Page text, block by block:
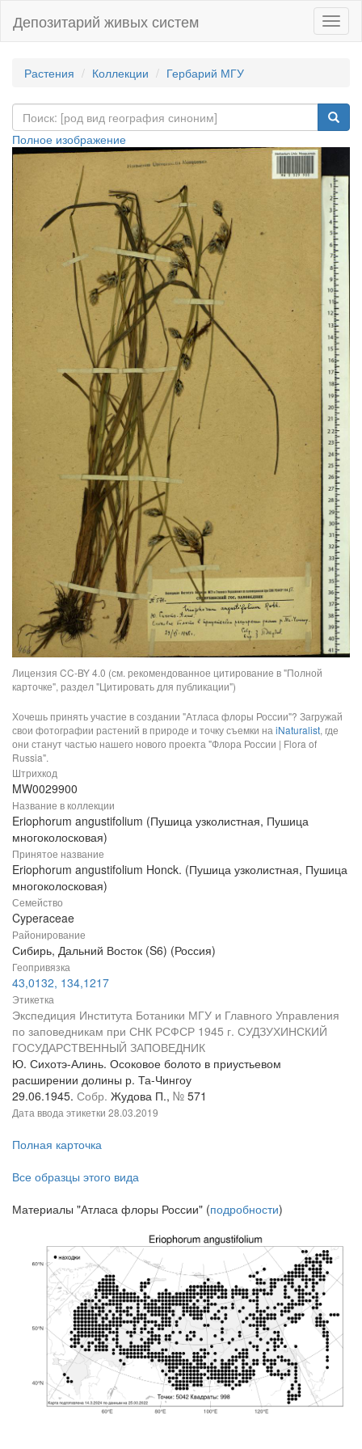
Депозитарий живых систем
Растения Коллекции Гербарий МГУ
Полное изображение
Лицензия CC-BY 4.0 (см. рекомендованное цитирование в "Полной
карточке", раздел "Цитировать для публикации")
Хочешь принять участие в создании "Атласа флоры России"? Загружай
свои фотографии растений в природе и точку съемки на iNaturalist, где
они станут частью нашего нового проекта "Флора России | Flora of
Russia".
Штрихкод
MW0029900
Название в коллекции
Eriophorum angustifolium (Пушица узколистная, Пушица
многоколосковая)
Принятое название
Eriophorum angustifolium Honck. (Пушица узколистная, Пушица
многоколосковая)
Семейство
Cyperaceae
Районирование
Сибирь, Дальний Восток (S6) (Россия)
Геопривязка
43,0132, 134,1217
Этикетка
Экспедиция Института Ботаники МГУ и Главного Управления
по заповедникам при СНК РСФСР 1945 г. СУДЗУХИНСКИЙ
ГОСУДАРСТВЕННЫЙ ЗАПОВЕДНИК
Ю. Сихотэ-Алинь. Осоковое болото в приустьевом
расширении долины р. Та-Чингоу
29.06.1945. Собр. Жудова П., № 571
Дата ввода этикетки 28.03.2019
Полная карточка
Все образцы этого вида
Материалы "Атласа флоры России" (подробности)